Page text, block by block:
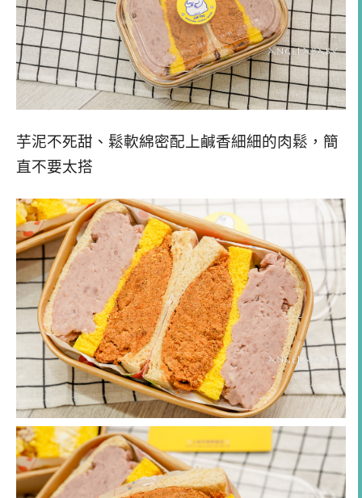
芋泥不死甜、鬆軟綿密配上鹹香細細的肉鬆，簡
直不要太搭